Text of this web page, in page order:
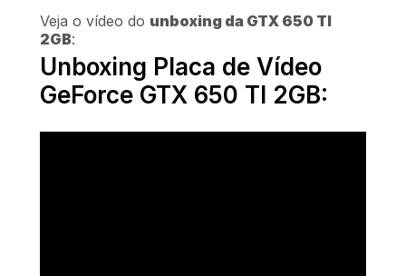
Veja o vídeo do unboxing da GTX 650 TI
2GB:
Unboxing Placa de Vídeo
GeForce GTX 650 TI 2GB: